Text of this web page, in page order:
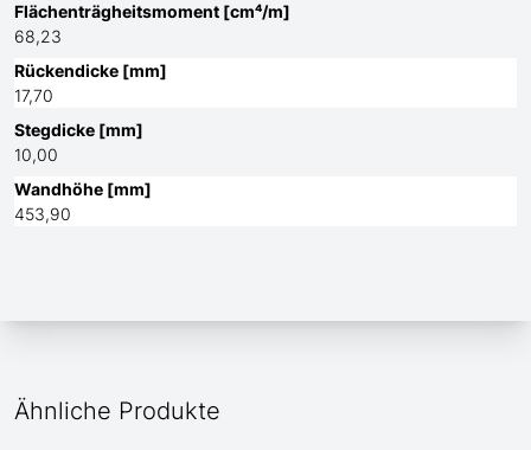
Flächenträgheitsmoment [cm⁴/m]
68,23
Rückendicke [mm]
17,70
Stegdicke [mm]
10,00
Wandhöhe [mm]
453,90
Ähnliche Produkte